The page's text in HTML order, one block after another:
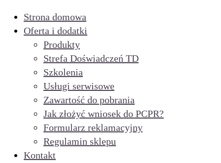
Strona domowa
Oferta i dodatki
Produkty
Strefa Doświadczeń TD
Szkolenia
Usługi serwisowe
Zawartość do pobrania
Jak złożyć wniosek do PCPR?
Formularz reklamacyjny
Regulamin sklepu
Kontakt